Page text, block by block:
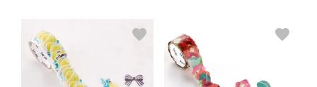
お問い合わせ
マイページ
favorite favorite